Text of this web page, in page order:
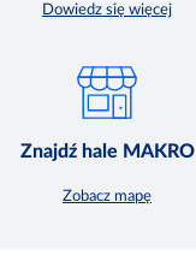
Dowiedz się więcej
Znajdź hale MAKRO
Zobacz mapę